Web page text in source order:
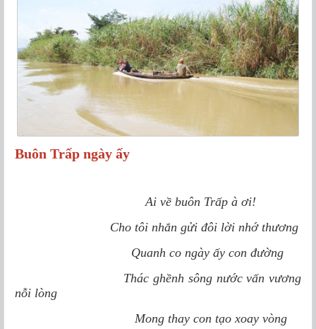
Buôn Trấp ngày ấy
Ai về buôn Trấp à ơi!
Cho tôi nhắn gửi đôi lời nhớ thương
Quanh co ngày ấy con đường
Thác ghềnh sông nước vấn vương
nỗi lòng
Mong thay con tạo xoay vòng